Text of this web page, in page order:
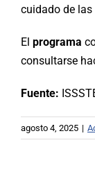
cuidado de las
El programa
consultarse
Fuente:
agosto 4, 2025 |